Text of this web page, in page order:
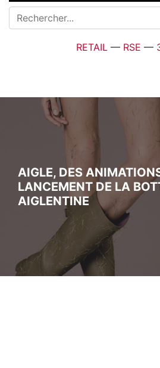
RETAIL — RSE —
AIGLE, DES
LANCEMENT DE LA
AIGLENTINE